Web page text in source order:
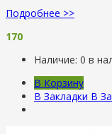
Подробнее >>
170
Наличие: 0 в
В Корзину
В Закладки В